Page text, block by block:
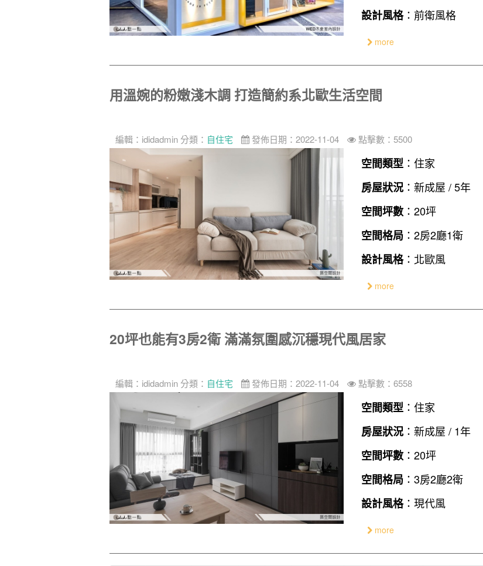
設計風格：前衛風格
more
用溫婉的粉嫩淺木調 打造簡約系北歐生活空間
編輯： ididadmin 分類： 自住宅 發佈日期：2022-11-04 點擊數：5500
空間類型 ：住家
房屋狀況 ：新成屋 / 5年
空間坪數 ：20坪
空間格局 ：2房2廳1衛
設計風格：北歐風
more
20坪也能有3房2衛 滿滿氛圍感沉穩現代風居家
編輯： ididadmin 分類： 自住宅 發佈日期：2022-11-04 點擊數：6558
空間類型 ：住家
房屋狀況 ：新成屋 / 1年
空間坪數 ：20坪
空間格局 ：3房2廳2衛
設計風格：現代風
more